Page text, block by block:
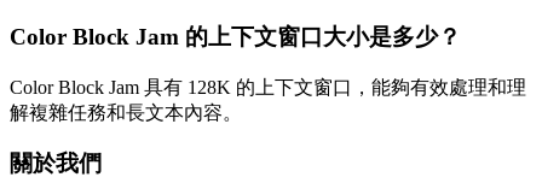
Color Block Jam 的上下文窗口大小是多少？
Color Block Jam 具有 128K 的上下文窗口，能夠有效處理和理
解複雜任務和長文本內容。
關於我們